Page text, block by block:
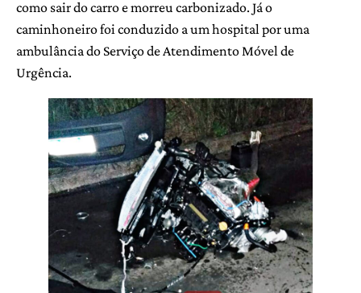
como sair do carro e morreu carbonizado. Já o
caminhoneiro foi conduzido a um hospital por uma
ambulância do Serviço de Atendimento Móvel de
Urgência.